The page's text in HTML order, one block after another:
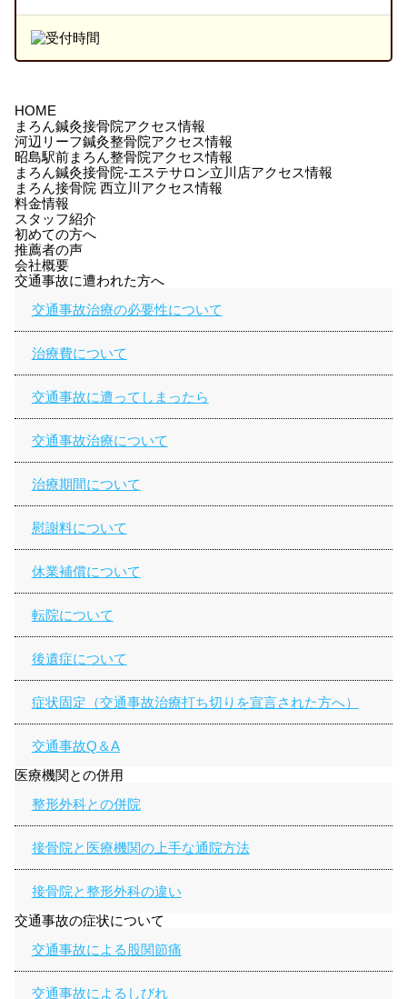
HOME
まろん鍼灸接骨院アクセス情報
河辺リーフ鍼灸整骨院アクセス情報
昭島駅前まろん整骨院アクセス情報
まろん鍼灸接骨院-エステサロン立川店アクセス情報
まろん接骨院 西立川アクセス情報
料金情報
スタッフ紹介
初めての方へ
推薦者の声
会社概要
交通事故に遭われた方へ
交通事故治療の必要性について
治療費について
交通事故に遭ってしまったら
交通事故治療について
治療期間について
慰謝料について
休業補償について
転院について
後遺症について
症状固定（交通事故治療打ち切りを宣言された方へ）
交通事故Q＆A
医療機関との併用
整形外科との併院
接骨院と医療機関の上手な通院方法
接骨院と整形外科の違い
交通事故の症状について
交通事故による股関節痛
交通事故によるしびれ